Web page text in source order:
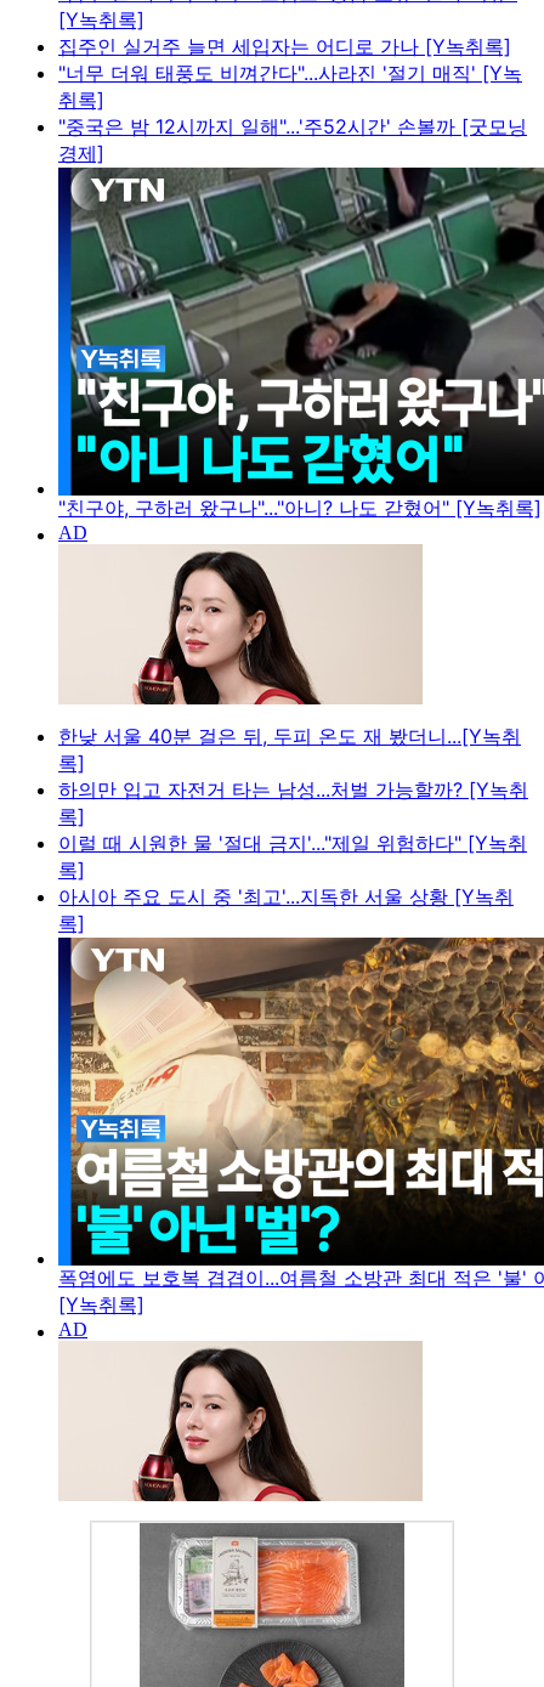
[Y녹취록]
집주인 실거주 늘면 세입자는 어디로 가나 [Y녹취록]
"너무 더워 태풍도 비껴간다"...사라진 '절기 매직' [Y녹
취록]
"중국은 밤 12시까지 일해"...'주52시간' 손볼까 [굿모닝
경제]
"친구야, 구하러 왔구나"..."아니? 나도 갇혔어" [Y녹취록]
한낮 서울 40분 걸은 뒤, 두피 온도 재 봤더니...[Y녹취
록]
하의만 입고 자전거 타는 남성...처벌 가능할까? [Y녹취
록]
이럴 때 시원한 물 '절대 금지'..."제일 위험하다" [Y녹취
록]
아시아 주요 도시 중 '최고'...지독한 서울 상황 [Y녹취
록]
폭염에도 보호복 겹겹이...여름철 소방관 최대 적은 '불'
[Y녹취록]